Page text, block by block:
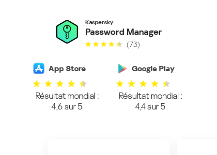
Kaspersky
Password Manager
(73)
App Store
Résultat mondial :
4,6 sur 5
Google Play
Résultat mondial :
4,4 sur 5